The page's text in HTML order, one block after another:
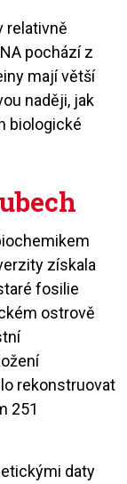
relativně
pochází z
mají větší
naději, jak
biologické
získala
fosilie
ostrově
rekonstruovat
251
daty